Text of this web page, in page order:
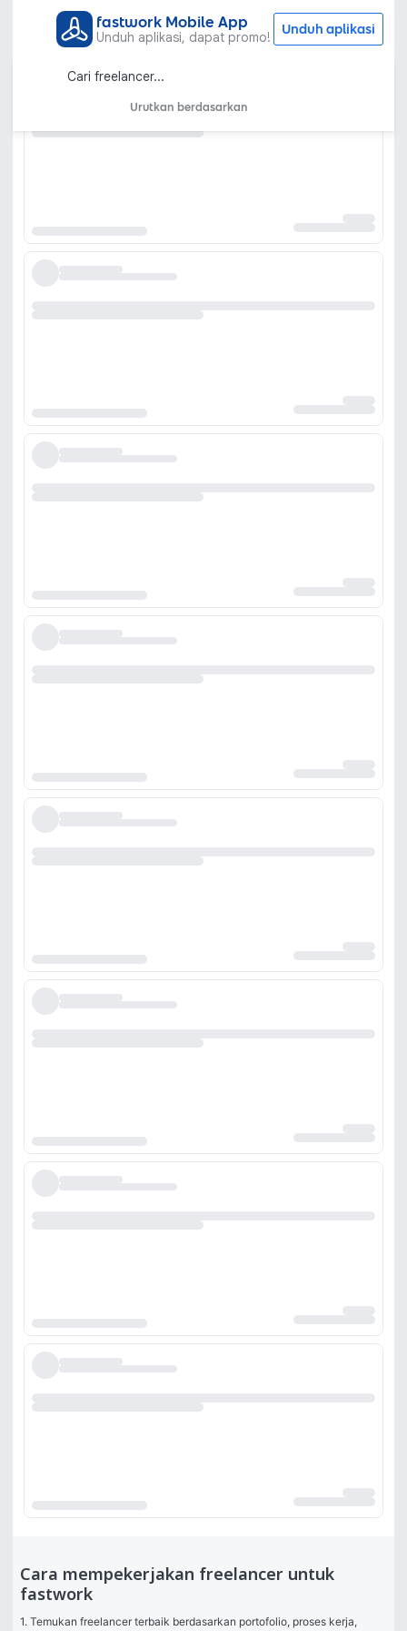
fastwork Mobile App
Unduh aplikasi, dapat promo! Unduh aplikasi
Urutkan berdasarkan
Cara mempekerjakan freelancer untuk
fastwork
1. Temukan freelancer terbaik berdasarkan portofolio, proses kerja,